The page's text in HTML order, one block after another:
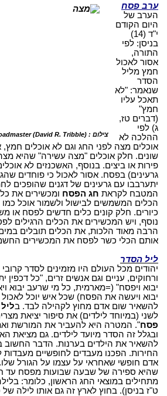
צילום : Loadmaster (David R. Tribble) , ויקיפדיה
ערב פסח
הערב של
היום הקודם
י"ד (14)
בניסן: לפי
התורה,
אסור לאכול
חמץ מליל
הסדר
שנאמר: "לא
תאכל עליו
חמץ"
(דברים טז,
ג) לפי
ההלכה לא
אוכלים מצה לפני החג וגם לא אוכלים חמץ,
שונים. חלק אוכלים "מצה עשירה" שהיא
פירות או ביצים. בנוסף, האשכנזים לא
גרעינים) בפסח. אסור לאכול כי פוחדים
יתערבבו עם גרעינים של דגנים שהופכים
המטבח לקראת חג הפסח ומכשירים את
הכלים המשמשים לבישול ולשמור אוכל כמו
כיורים. חלק קונים כלים חדשים לפסח או
נוסף, ויש המכשירים את הכלים הרגילים
הרבה מאוד הלכות, את הכלים תובלים במים
אותם הכלי כשר לפסח את המכשירים
ליל הסדר
יהודים מכל העולם היו מזמינים לסדר
ורחוקים, עניים וגם אנשים זרים, "כל דכפין
יבוא ויפסח" (=מארמית, כל מי שרעב יבוא
יבוא ויעשה את הפסח) שכל איש יוכל
להשאיר שום אדם מחוץ לקהילה לבד. ב
לשני (במיוחד לילדים) את סיפור יציאת
פסח". המטרה היא להעביר את המורשת ואת
ובגלל זה הסדר מיועד לילדים. גם מציאת
להשאיר את הילדים בערנות. הדבר החשוב
החירות. הפכנו מעבדים לחופשיים מעבדות
אדם חופשי שאחראי על עצמו על הגורל
שהיא ספירה של שבעה שבועות מפסח עד
מתחילים במוצאי החג הראשון, כלומר:
ט"ז בניסן). בחוץ לארץ זה גם אותו לילה